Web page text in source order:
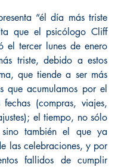
“él día más triste
que el psicólogo Cliff
el tercer lunes de enero
triste, debido a estos
que tiende a ser más
que acumulamos por el
(compras, viajes,
el tiempo, no sólo
también el que ya
las celebraciones, y por
fallidos de cumplir